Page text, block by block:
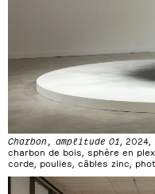
Charbon, amplitude 01, 2024,
charbon de bois, sphère en
corde, poulies, câbles zinc,